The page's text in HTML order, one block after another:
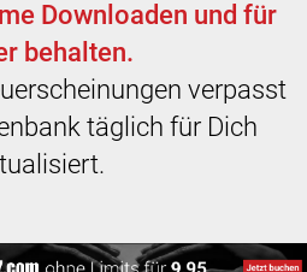
Downloaden und für
behalten.
verpasst
täglich für Dich